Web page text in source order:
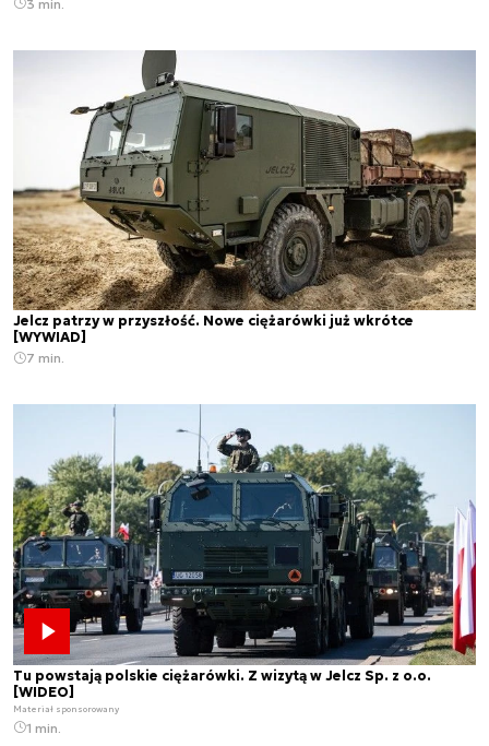
3 min.
Jelcz patrzy w przyszłość. Nowe ciężarówki już wkrótce
[WYWIAD]
7 min.
Tu powstają polskie ciężarówki. Z wizytą w Jelcz Sp. z o.o.
[WIDEO]
Materiał sponsorowany
1 min.